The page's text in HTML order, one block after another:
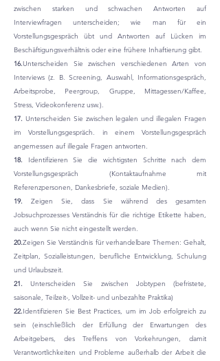
zwischen starken und schwachen Antworten auf
Interviewfragen unterscheiden; wie man für ein
Vorstellungsgespräch übt und Antworten auf Lücken im
Beschäftigungsverhältnis oder eine frühere Inhaftierung gibt.
16.Unterscheiden Sie zwischen verschiedenen Arten von
Interviews (z. B. Screening, Auswahl, Informationsgespräch,
Arbeitsprobe, Peergroup, Gruppe, Mittagessen/Kaffee,
Stress, Videokonferenz usw.).
17. Unterscheiden Sie zwischen legalen und illegalen Fragen
im Vorstellungsgespräch. in einem Vorstellungsgespräch
angemessen auf illegale Fragen antworten.
18. Identifizieren Sie die wichtigsten Schritte nach dem
Vorstellungsgespräch (Kontaktaufnahme mit
Referenzpersonen, Dankesbriefe, soziale Medien).
19. Zeigen Sie, dass Sie während des gesamten
Jobsuchprozesses Verständnis für die richtige Etikette haben,
auch wenn Sie nicht eingestellt werden.
20.Zeigen Sie Verständnis für verhandelbare Themen: Gehalt,
Zeitplan, Sozialleistungen, berufliche Entwicklung, Schulung
und Urlaubszeit.
21. Unterscheiden Sie zwischen Jobtypen (befristete,
saisonale, Teilzeit-, Vollzeit- und unbezahlte Praktika)
22.Identifizieren Sie Best Practices, um im Job erfolgreich zu
sein (einschließlich der Erfüllung der Erwartungen des
Arbeitgebers, des Treffens von Vorkehrungen, damit
Verantwortlichkeiten und Probleme außerhalb der Arbeit die